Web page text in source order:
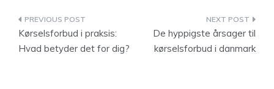
Indlægsnavigation
Kørselsforbud i praksis:
Hvad betyder det for dig?
De hyppigste årsager til
kørselsforbud i danmark